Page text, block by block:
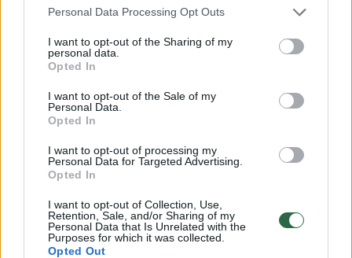
Personal Data Processing Opt Outs
I want to opt-out of the Sharing of my
personal data.
Opted In
I want to opt-out of the Sale of my
Personal Data.
Opted In
I want to opt-out of processing my
Personal Data for Targeted Advertising.
Opted In
I want to opt-out of Collection, Use,
Retention, Sale, and/or Sharing of my
Personal Data that Is Unrelated with the
Purposes for which it was collected.
Opted Out
„Planas, ką daryti su AfD“
Savaitgalį šimtai tūkstančių žmonių
protestavo prieš AfD, kai paaiškėjo, kad jos
nariai susitikime su ekstremistais aptarė
masinių deportacijų planą.
AfD užima antrąją vietą nacionalinėse
apklausose ir pirmauja keliuose rytiniuose